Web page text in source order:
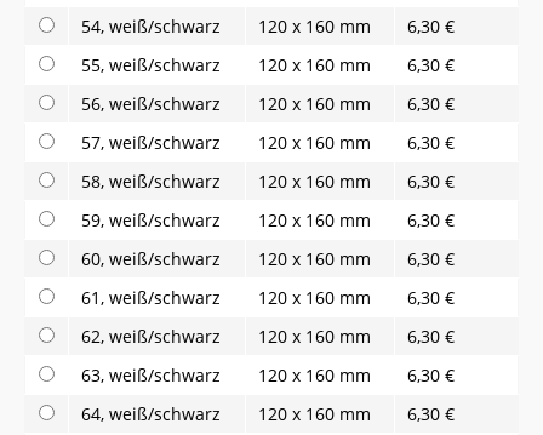
54, weiß/schwarz
120 x 160 mm
6,30 €
55, weiß/schwarz
120 x 160 mm
6,30 €
56, weiß/schwarz
120 x 160 mm
6,30 €
57, weiß/schwarz
120 x 160 mm
6,30 €
58, weiß/schwarz
120 x 160 mm
6,30 €
59, weiß/schwarz
120 x 160 mm
6,30 €
60, weiß/schwarz
120 x 160 mm
6,30 €
61, weiß/schwarz
120 x 160 mm
6,30 €
62, weiß/schwarz
120 x 160 mm
6,30 €
63, weiß/schwarz
120 x 160 mm
6,30 €
64, weiß/schwarz
120 x 160 mm
6,30 €